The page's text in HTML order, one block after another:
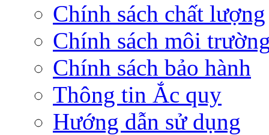
Chính sách chất lượng
Chính sách môi
Chính sách bảo hành
Thông tin Ắc quy
Hướng dẫn sử dụng